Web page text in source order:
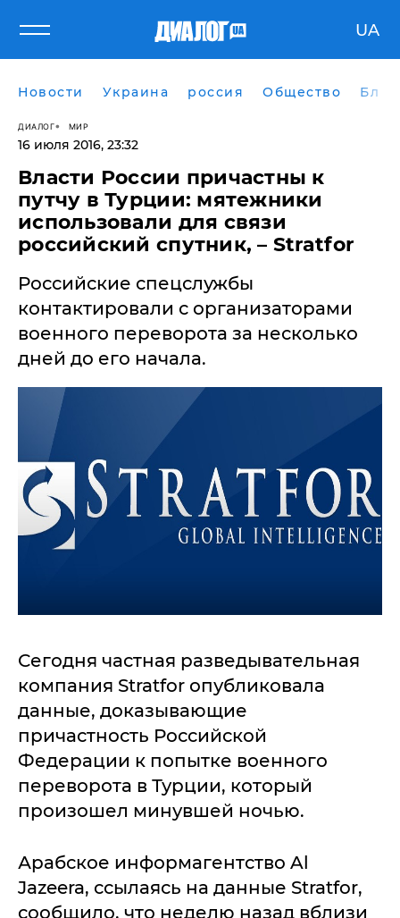
UA
Новости Украина россия Общество
ДИАЛОГ МИР
16 июля 2016, 23:32
Власти России причастны к
путчу в Турции: мятежники
использовали для связи
российский спутник, – Stratfor
Российские спецслужбы
контактировали с организаторами
военного переворота за несколько
дней до его начала.
Сегодня частная разведывательная
компания Stratfor опубликовала
данные, доказывающие
причастность Российской
Федерации к попытке военного
переворота в Турции, который
произошел минувшей ночью.
Арабское информагентство Al
Jazeera, ссылаясь на данные Stratfor,
сообщило, что неделю назад вблизи